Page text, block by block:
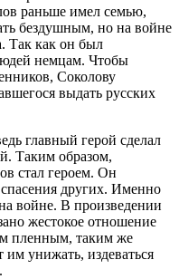
раньше имел семью,
бездушным, но на войне
Так как он был
немцам. Чтобы
Соколову
выдать русских
главный герой сделал
Таким образом,
стал героем. Он
других. Именно
войне. В произведении
жестокое отношение
пленным, таким же
унижать, издеваться